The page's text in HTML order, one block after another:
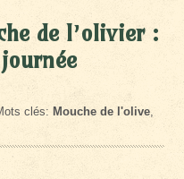
de l’olivier :
clés: Mouche de l'olive,